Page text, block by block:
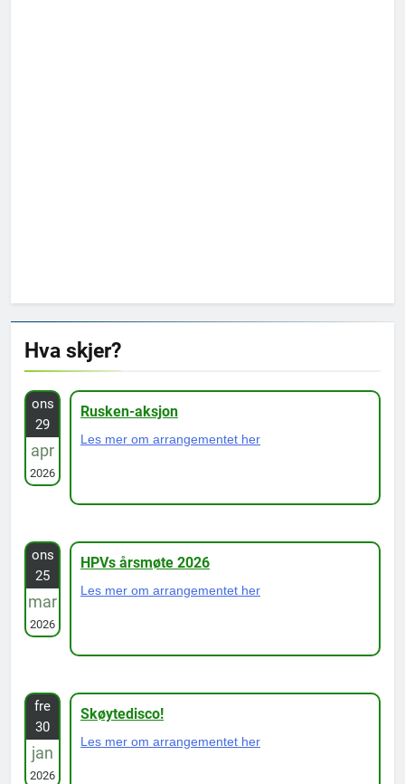
Hva skjer?
ons
29
apr
2026
Rusken-aksjon
Les mer om arrangementet her
ons
25
mar
2026
HPVs årsmøte 2026
Les mer om arrangementet her
fre
30
jan
2026
Skøytedisco!
Les mer om arrangementet her